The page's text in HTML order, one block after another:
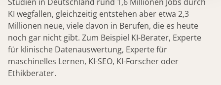
KI wegfallen, gleichzeitig entstehen aber etwa 2,3
Millionen neue, viele davon in Berufen, die es heute
noch gar nicht gibt. Zum Beispiel KI-Berater, Experte
für klinische Datenauswertung, Experte für
maschinelles Lernen, KI-SEO, KI-Forscher oder
Ethikberater.